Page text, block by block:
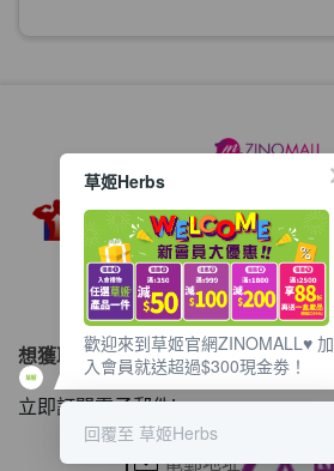
想獲取最新的優惠資訊？
立即訂閱電子郵件!
草姬Herbs
歡迎來到草姬官網ZINOMALL♥️ 加
入會員就送超過$300現金劵！
回覆至 草姬Herbs